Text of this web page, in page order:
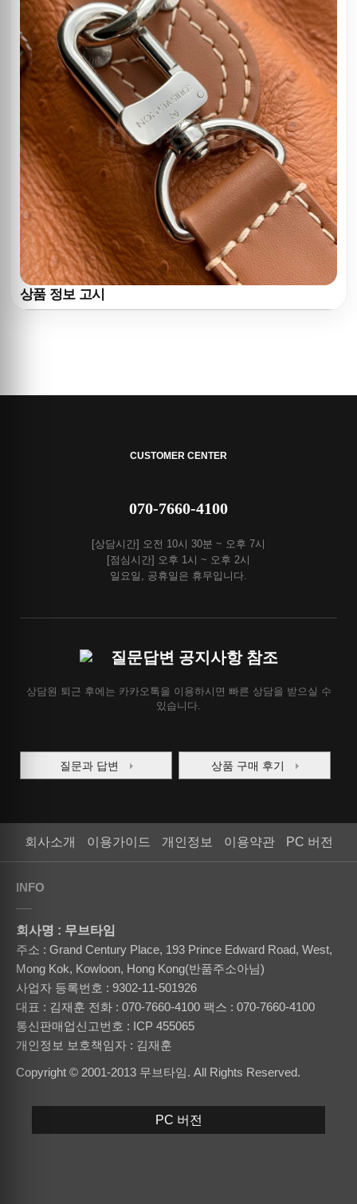
상품 정보 고시
CUSTOMER CENTER
070-7660-4100
[상담시간] 오전 10시 30분 ~ 오후 7시
[점심시간] 오후 1시 ~ 오후 2시
일요일, 공휴일은 휴무입니다.
질문답변 공지사항 참조
상담원 퇴근 후에는 카카오톡을 이용하시면 빠른 상담을 받으실 수
있습니다.
질문과 답변 상품 구매 후기
회사소개 이용가이드 개인정보 이용약관 PC 버전
INFO
회사명 : 무브타임
주소 : Grand Century Place, 193 Prince Edward Road, West,
Mong Kok, Kowloon, Hong Kong(반품주소아님)
사업자 등록번호 : 9302-11-501926
대표 : 김재훈 전화 : 070-7660-4100 팩스 : 070-7660-4100
통신판매업신고번호 : ICP 455065
개인정보 보호책임자 : 김재훈
Copyright © 2001-2013 무브타임. All Rights Reserved.
PC 버전